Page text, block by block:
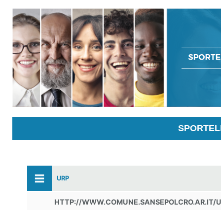
URP
HTTP://WWW.COMUNE.SANSEPOLCRO.AR.IT/